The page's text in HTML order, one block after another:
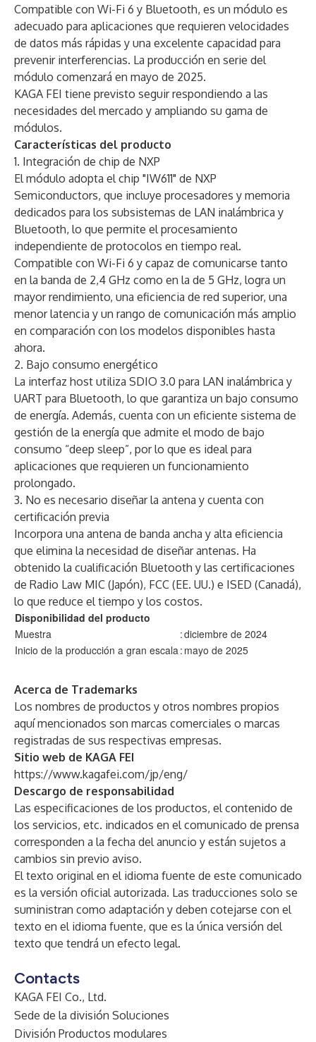
Compatible con Wi-Fi 6 y Bluetooth, es un módulo es
adecuado para aplicaciones que requieren velocidades
de datos más rápidas y una excelente capacidad para
prevenir interferencias. La producción en serie del
módulo comenzará en mayo de 2025.
KAGA FEI tiene previsto seguir respondiendo a las
necesidades del mercado y ampliando su gama de
módulos.
Características del producto
1. Integración de chip de NXP
El módulo adopta el chip "IW611" de NXP
Semiconductors, que incluye procesadores y memoria
dedicados para los subsistemas de LAN inalámbrica y
Bluetooth, lo que permite el procesamiento
independiente de protocolos en tiempo real.
Compatible con Wi-Fi 6 y capaz de comunicarse tanto
en la banda de 2,4 GHz como en la de 5 GHz, logra un
mayor rendimiento, una eficiencia de red superior, una
menor latencia y un rango de comunicación más amplio
en comparación con los modelos disponibles hasta
ahora.
2. Bajo consumo energético
La interfaz host utiliza SDIO 3.0 para LAN inalámbrica y
UART para Bluetooth, lo que garantiza un bajo consumo
de energía. Además, cuenta con un eficiente sistema de
gestión de la energía que admite el modo de bajo
consumo “deep sleep”, por lo que es ideal para
aplicaciones que requieren un funcionamiento
prolongado.
3. No es necesario diseñar la antena y cuenta con
certificación previa
Incorpora una antena de banda ancha y alta eficiencia
que elimina la necesidad de diseñar antenas. Ha
obtenido la cualificación Bluetooth y las certificaciones
de Radio Law MIC (Japón), FCC (EE. UU.) e ISED (Canadá),
lo que reduce el tiempo y los costos.
Disponibilidad del producto
Muestra
:diciembre de 2024
Inicio de la producción a gran escala: mayo de 2025
Acerca de Trademarks
Los nombres de productos y otros nombres propios
aquí mencionados son marcas comerciales o marcas
registradas de sus respectivas empresas.
Sitio web de KAGA FEI
https://www.kagafei.com/jp/eng/
Descargo de responsabilidad
Las especificaciones de los productos, el contenido de
los servicios, etc. indicados en el comunicado de prensa
corresponden a la fecha del anuncio y están sujetos a
cambios sin previo aviso.
El texto original en el idioma fuente de este comunicado
es la versión oficial autorizada. Las traducciones solo se
suministran como adaptación y deben cotejarse con el
texto en el idioma fuente, que es la única versión del
texto que tendrá un efecto legal.
Contacts
KAGA FEI Co., Ltd.
Sede de la división Soluciones
División Productos modulares